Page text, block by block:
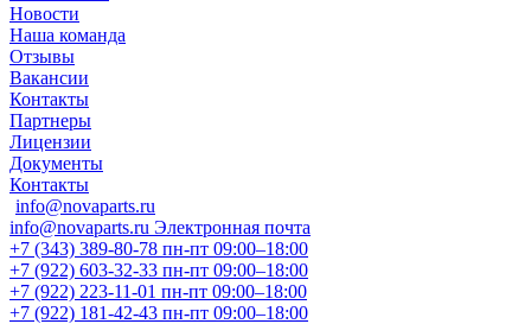
Новости
Наша команда
Отзывы
Вакансии
Контакты
Партнеры
Лицензии
Документы
Контакты
info@novaparts.ru
info@novaparts.ru Электронная почта
+7 (343) 389-80-78 пн-пт 09:00–18:00
+7 (922) 603-32-33 пн-пт 09:00–18:00
+7 (922) 223-11-01 пн-пт 09:00–18:00
+7 (922) 181-42-43 пн-пт 09:00–18:00